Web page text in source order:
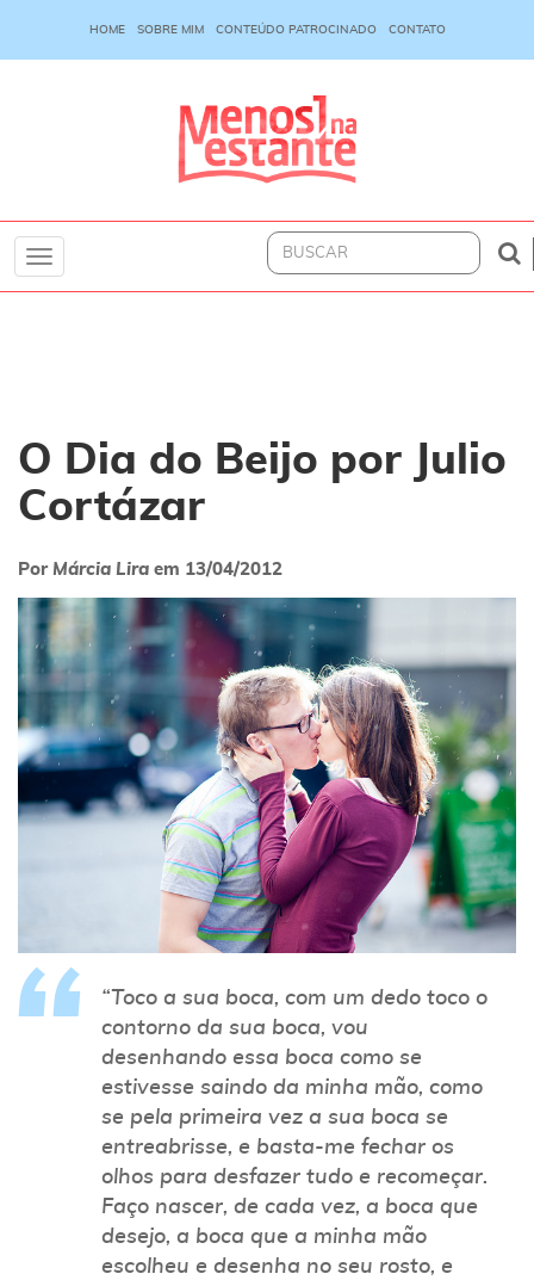
HOME SOBRE MIM CONTEÚDO PATROCINADO CONTATO
Toggle
O Dia do Beijo por Julio
Cortázar
Por Márcia Lira em 13/04/2012
“Toco a sua boca, com um dedo toco o
contorno da sua boca, vou
desenhando essa boca como se
estivesse saindo da minha mão, como
se pela primeira vez a sua boca se
entreabrisse, e basta-me fechar os
olhos para desfazer tudo e recomeçar.
Faço nascer, de cada vez, a boca que
desejo, a boca que a minha mão
escolheu e desenha no seu rosto, e